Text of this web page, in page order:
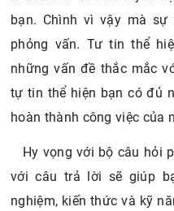
tự tin thể hiện bạn có đủ
hoàn thành công việc của
Hy vọng với bộ câu hỏi
với câu trả lời sẽ giúp
nghiệm, kiến thức và kỹ
buổi phỏng vấn Android.
điểm cao trong mắt nhà